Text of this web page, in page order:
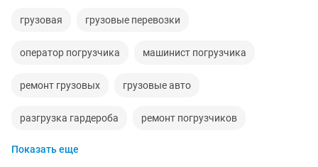
грузовая грузовые перевозки
оператор погрузчика машинист погрузчика
ремонт грузовых грузовые авто
разгрузка гардероба ремонт погрузчиков
грузоперевозки казахстан россия
Показать еще